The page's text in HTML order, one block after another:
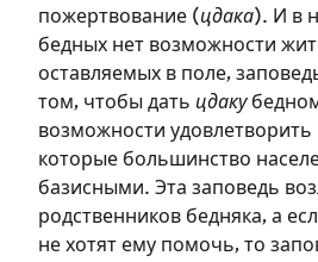
пожертвование (цдака). И в
бедных нет возможности
оставляемых в поле,
том, чтобы дать цдаку
возможности удовлетворить
которые большинство
базисными. Эта заповедь
родственников бедняка, а
не хотят ему помочь, то